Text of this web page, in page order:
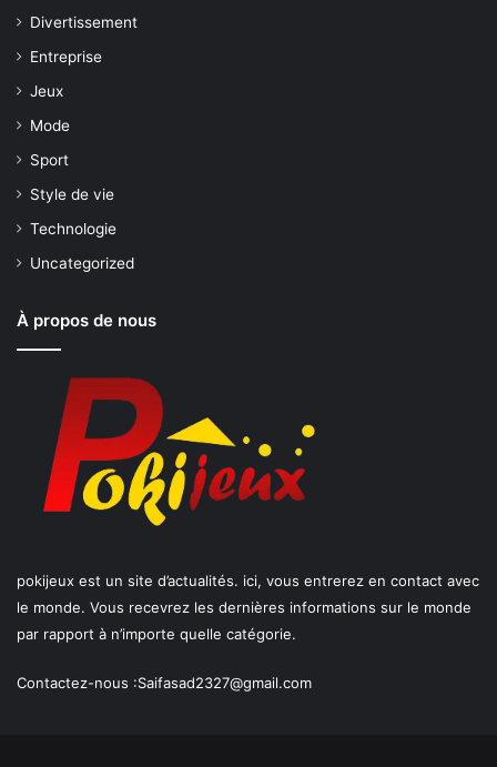
Divertissement
Entreprise
Jeux
Mode
Sport
Style de vie
Technologie
Uncategorized
À propos de nous
pokijeux est un site d’actualités. ici, vous entrerez en contact avec
le monde. Vous recevrez les dernières informations sur le monde
par rapport à n’importe quelle catégorie.
Contactez-nous :Saifasad2327@gmail.com